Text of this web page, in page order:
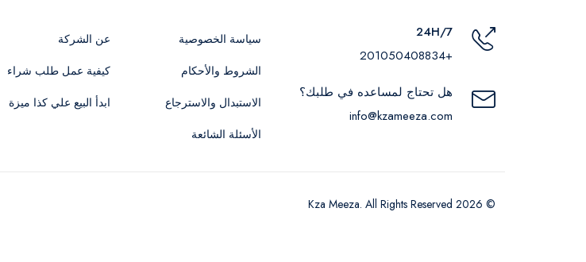
24H/7
+201050408834
هل تحتاج لمساعده في طلبك؟
info@kzameeza.com
سياسة الخصوصية
الشروط والأحكام
الاستبدال والاسترجاع
الأسئلة الشائعة
عن الشركة
كيفية عمل طلب شراء
ابدأ البيع علي كذا ميزة
© 2026 Kza Meeza. All Rights Reserved